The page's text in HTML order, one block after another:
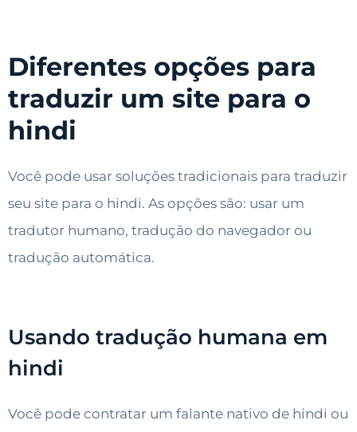
Diferentes opções para
traduzir um site para o
hindi
Você pode usar soluções tradicionais para traduzir
seu site para o hindi. As opções são: usar um
tradutor humano, tradução do navegador ou
tradução automática.
Usando tradução humana em
hindi
Você pode contratar um falante nativo de hindi ou